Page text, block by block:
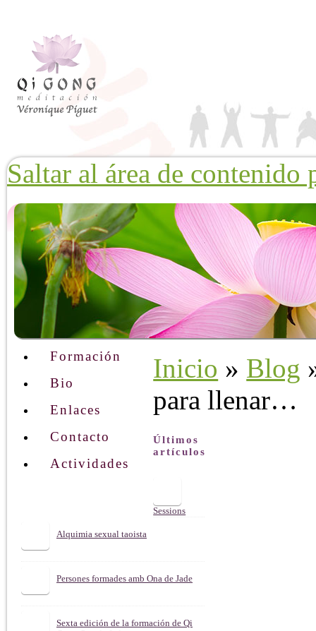
Saltar al área de contenido
Qi Gong
Tai Ji
Blog
Terapias
Meditaciones
Formación
Bio
Enlaces
Contacto
Actividades
Inicio » Blog
para llenar…
Últimos
artículos
Sessions
Alquimia sexual taoista
Persones formades amb Ona de Jade
Sexta edición de la formación de Qi